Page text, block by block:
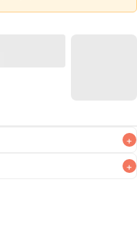
+
+
なるべくお早めにお召